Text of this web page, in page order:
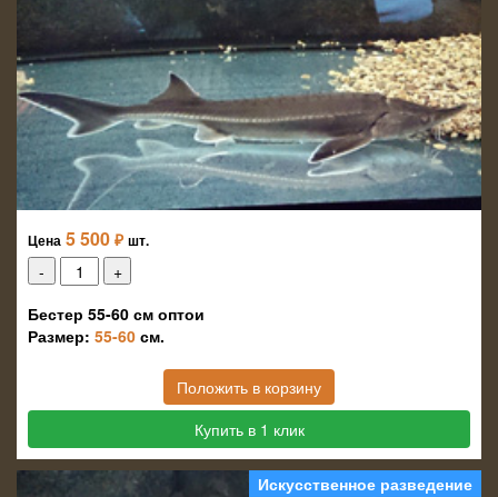
Цена 5 500 ₽ шт.
Бестер 55-60 см оптои
Размер: 55-60 см.
Положить в корзину
Купить в 1 клик
Искусственное разведение